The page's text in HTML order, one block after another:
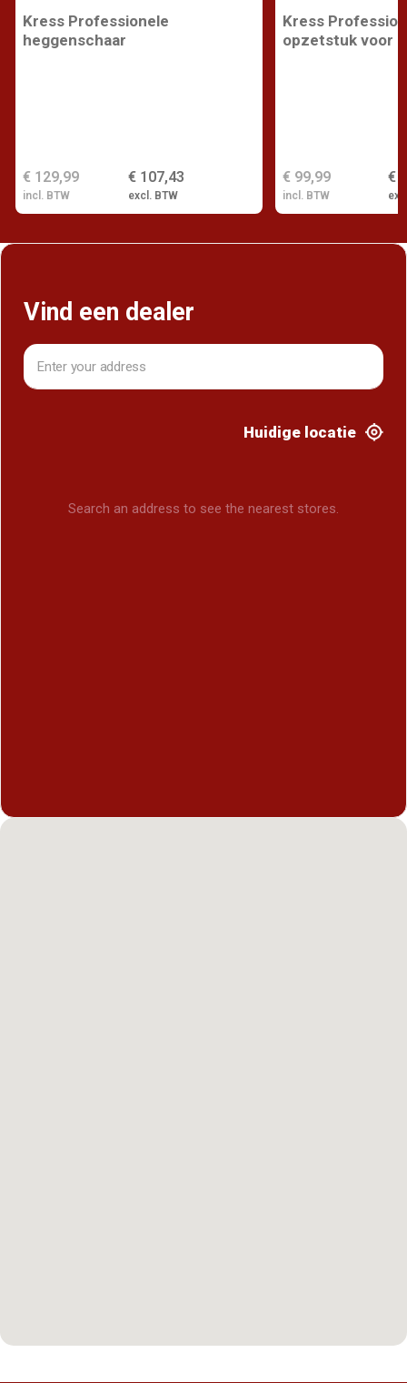
Kress Professionele
heggenschaar
€ 107,43
excl. BTW
€ 129,99
incl. BTW
Kress
opzetstuk voor
€
€ 99,99
incl. BTW
Vind een dealer
Huidige locatie
Search an address to see the nearest stores.